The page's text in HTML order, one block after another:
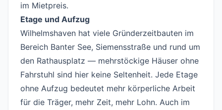
im Mietpreis.
Etage und Aufzug
Wilhelmshaven hat viele Gründerzeitbauten im
Bereich Banter See, Siemensstraße und rund um
den Rathausplatz — mehrstöckige Häuser ohne
Fahrstuhl sind hier keine Seltenheit. Jede Etage
ohne Aufzug bedeutet mehr körperliche Arbeit
für die Träger, mehr Zeit, mehr Lohn. Auch im